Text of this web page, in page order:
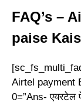
FAQ’s –
paise
Airtel payment
0=”Ans-